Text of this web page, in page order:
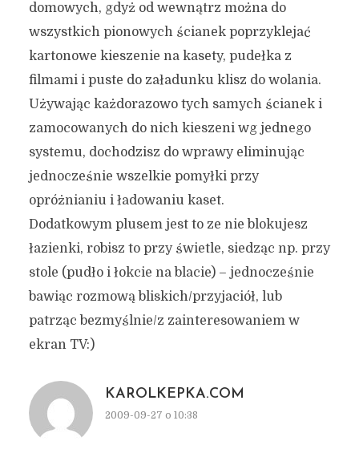
domowych, gdyż od wewnątrz można do
wszystkich pionowych ścianek poprzyklejać
kartonowe kieszenie na kasety, pudełka z
filmami i puste do załadunku klisz do wolania.
Używając każdorazowo tych samych ścianek i
zamocowanych do nich kieszeni wg jednego
systemu, dochodzisz do wprawy eliminując
jednocześnie wszelkie pomyłki przy
opróżnianiu i ładowaniu kaset.
Dodatkowym plusem jest to ze nie blokujesz
łazienki, robisz to przy świetle, siedząc np. przy
stole (pudło i łokcie na blacie) – jednocześnie
bawiąc rozmową bliskich/przyjaciół, lub
patrząc bezmyślnie/z zainteresowaniem w
ekran TV:)
KAROLKEPKA.COM
2009-09-27 o 10:38